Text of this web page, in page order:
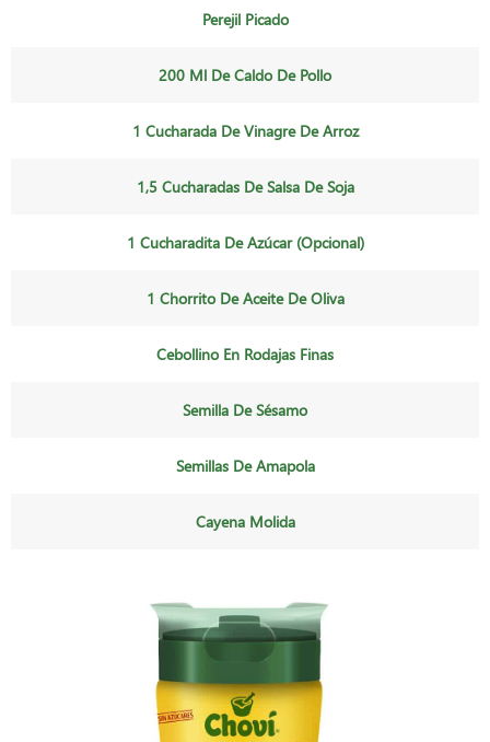
Perejil Picado
200 Ml De Caldo De Pollo
1 Cucharada De Vinagre De Arroz
1,5 Cucharadas De Salsa De Soja
1 Cucharadita De Azúcar (opcional)
1 Chorrito De Aceite De Oliva
Cebollino En Rodajas Finas
Semilla De Sésamo
Semillas De Amapola
Cayena Molida